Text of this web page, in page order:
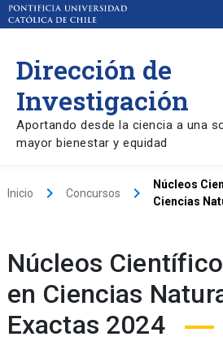
Dirección de
Investigación
Aportando desde la ciencia a una
mayor bienestar y equidad
Inicio keyboard_arrow_right Concursos keyboard_arrow_right
Núcleos
Ciencias
Núcleos
en Ciencias
Exactas 2024